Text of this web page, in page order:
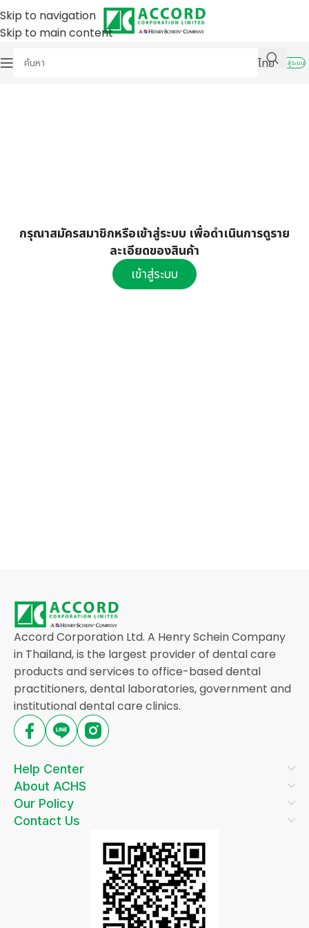
Skip to navigation
Skip to main content
ไทย
เข้าสู่ระบบ
กรุณาสมัครสมาชิกหรือเข้าสู่ระบบ เพื่อดำเนินการดูราย
ละเอียดของสินค้า
เข้าสู่ระบบ
Accord Corporation Ltd. A Henry Schein Company
in Thailand, is the largest provider of dental care
products and services to office-based dental
practitioners, dental laboratories, government and
institutional dental care clinics.
Help Center
About ACHS
Our Policy
Contact Us